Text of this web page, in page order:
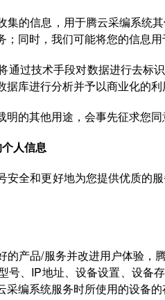
的信息，用于腾云采编系统
同时，我们可能将您的信息用
通过技术手段对数据进行去标
库进行分析并予以商业化的利
的其他用途，会事先征求您同
人信息
全和更好地为您提供优质的
的产品/服务并改进用户体验
号、IP地址、设备设置、设备
编系统服务时所使用的设备的